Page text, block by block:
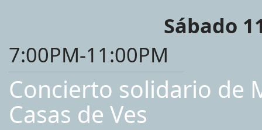
Sábado
7:00PM-11:00PM
Concierto solidario de
Casas de Ves